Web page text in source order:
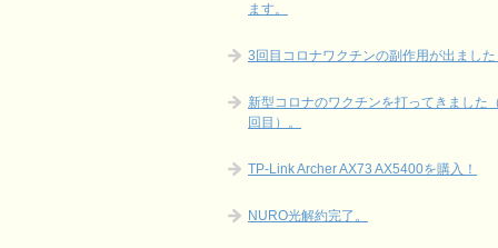
ます。
3回目コロナワクチンの副作用が出まし
新型コロナのワクチンを打ってきました
回目）。
TP-Link Archer AX73 AX5400を購入！
NURO光解約完了。